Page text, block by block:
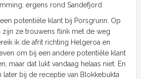
ergens rond Sandefjord.
potentiële klant bij Porsgrunn. Op
zijn ze trouwens flink met de weg
ik de afrit richting Helgeroa en
om bij een andere potentiële klant
maar dat lukt vandaag helaas niet. En
later bij de receptie van Blokkebukta